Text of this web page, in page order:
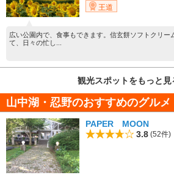
王道
広い公園内で、食事もできます。信玄餅ソフトクリー
て、日々の忙し...
観光スポットをもっと見
山中湖・忍野のおすすめのグルメ
PAPER MOON
3.8 (52件)